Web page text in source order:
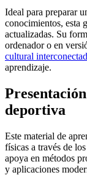
Ideal para preparar
conocimientos, esta
actualizadas. Su
ordenador o en
cultural
aprendizaje.
deportiva
Este material de
físicas a través de
apoya en métodos
y aplicaciones